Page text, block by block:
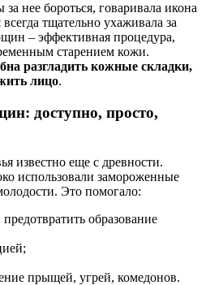
нее бороться, говаривала икона
тщательно ухаживала за
– эффективная процедура,
старением кожи.
разгладить кожные складки,
лицо.
доступно, просто,
известно еще с древности.
использовали замороженные
Это помогало:
образование
прыщей, угрей, комедонов.